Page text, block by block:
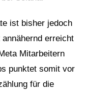
ist bisher jedoch
erreicht
Mitarbeitern
punktet somit vor
für die